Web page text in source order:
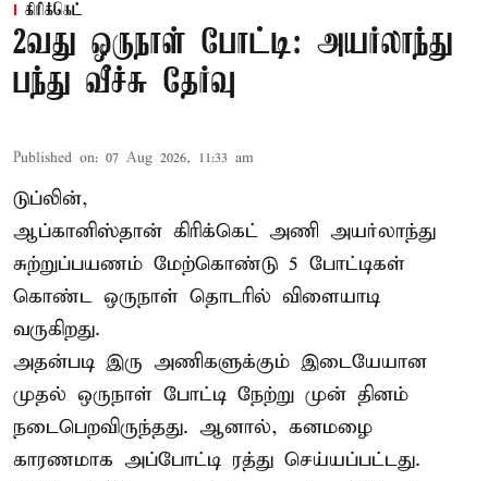
கிரிக்கெட்
2வது ஒருநாள் போட்டி: அயர்லாந்து
பந்து வீச்சு தேர்வு
Published on: 07 Aug 2026, 11:33 am
டுப்லின்,
ஆப்கானிஸ்தான் கிரிக்கெட் அணி அயர்லாந்து
சுற்றுப்பயணம் மேற்கொண்டு 5 போட்டிகள்
கொண்ட ஒருநாள் தொடரில் விளையாடி
வருகிறது.
அதன்படி இரு அணிகளுக்கும் இடையேயான
முதல் ஒருநாள் போட்டி நேற்று முன் தினம்
நடைபெறவிருந்தது. ஆனால், கனமழை
காரணமாக அப்போட்டி ரத்து செய்யப்பட்டது.